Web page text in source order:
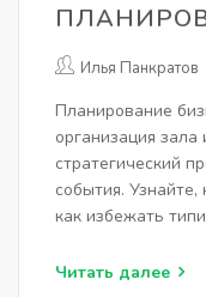
Илья Панкратов
Планирование
организация зала
стратегический
события. Узнайте,
как избежать
Читать далее